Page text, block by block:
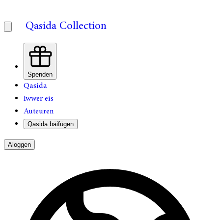
Qasida Collection
Spenden
Qasida
Iwwer eis
Auteuren
Qasida bäifügen
Aloggen